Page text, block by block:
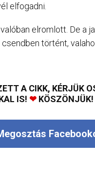
elfogadni.
elromlott. De a
történt,
A CIKK, KÉRJÜK
IS! ❤KÖSZÖNJÜK!